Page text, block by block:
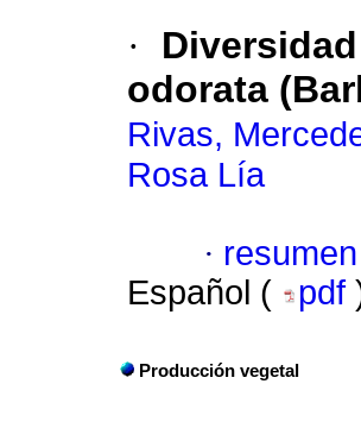
·
odorata
Rivas,
Rosa Lía
·
Español (
pdf
Producción vegetal